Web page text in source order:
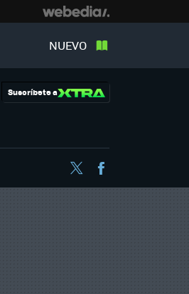
NUEVO
Suscríbete a
Twitter